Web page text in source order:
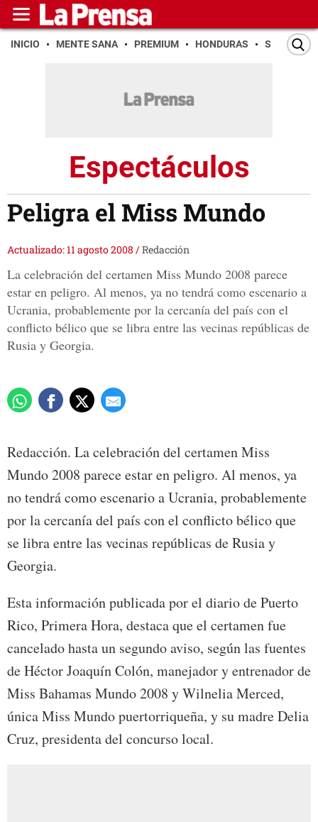
INICIO MENTE SANA PREMIUM HONDURAS SAN PEDRO
Espectáculos
Peligra el Miss Mundo
Actualizado: 11 agosto 2008 /Redacción
La celebración del certamen Miss Mundo 2008 parece
estar en peligro. Al menos, ya no tendrá como escenario a
Ucrania, probablemente por la cercanía del país con el
conflicto bélico que se libra entre las vecinas repúblicas de
Rusia y Georgia.
Redacción. La celebración del certamen Miss
Mundo 2008 parece estar en peligro. Al menos, ya
no tendrá como escenario a Ucrania, probablemente
por la cercanía del país con el conflicto bélico que
se libra entre las vecinas repúblicas de Rusia y
Georgia.
Esta información publicada por el diario de Puerto
Rico, Primera Hora, destaca que el certamen fue
cancelado hasta un segundo aviso, según las fuentes
de Héctor Joaquín Colón, manejador y entrenador de
Miss Bahamas Mundo 2008 y Wilnelia Merced,
única Miss Mundo puertorriqueña, y su madre Delia
Cruz, presidenta del concurso local.